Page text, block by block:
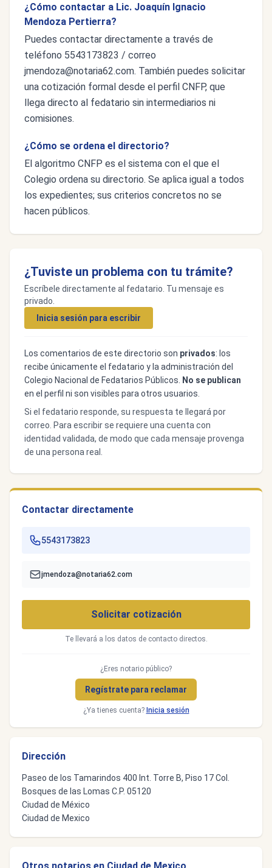
¿Cómo contactar a Lic. Joaquín Ignacio
Mendoza Pertierra?
Puedes contactar directamente a través de
teléfono 5543173823 / correo
jmendoza@notaria62.com. También puedes solicitar
una cotización formal desde el perfil CNFP, que
llega directo al fedatario sin intermediarios ni
comisiones.
¿Cómo se ordena el directorio?
El algoritmo CNFP es el sistema con el que el
Colegio ordena su directorio. Se aplica igual a todos
los expedientes; sus criterios concretos no se
hacen públicos.
¿Tuviste un problema con tu trámite?
Escríbele directamente al fedatario. Tu mensaje es
privado.
Inicia sesión para escribir
Los comentarios de este directorio son privados: los
recibe únicamente el fedatario y la administración del
Colegio Nacional de Fedatarios Públicos.
No se publican
en el perfil ni son visibles para otros usuarios.
Si el fedatario responde, su respuesta te llegará por
correo. Para escribir se requiere una cuenta con
identidad validada, de modo que cada mensaje provenga
de una persona real.
Contactar directamente
5543173823
jmendoza@notaria62.com
Solicitar cotización
Te llevará a los datos de contacto directos.
¿Eres notario público?
Regístrate para reclamar
¿Ya tienes cuenta? Inicia sesión
Dirección
Paseo de los Tamarindos 400 Int. Torre B, Piso 17 Col.
Bosques de las Lomas C.P. 05120
Ciudad de México
Ciudad de Mexico